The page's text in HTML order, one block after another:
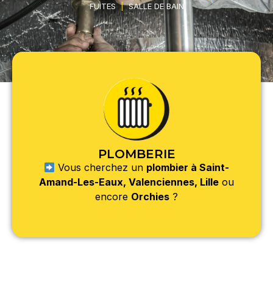
FUITES|SALLE DE BAIN
PLOMBERIE
Vous cherchez un plombier à Saint-
Amand-Les-Eaux, Valenciennes, Lille ou
encore Orchies ?